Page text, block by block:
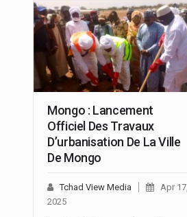
Mongo : Lancement
Officiel Des Travaux
D’urbanisation De La Ville
De Mongo
Tchad View Media
Apr 17,
2025